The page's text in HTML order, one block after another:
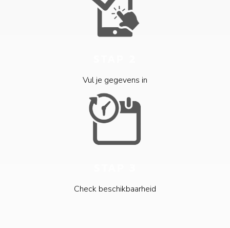
Vul je gegevens in
Check beschikbaarheid